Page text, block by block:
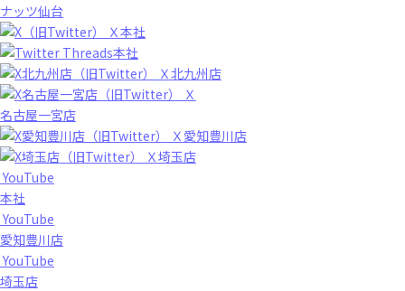
ナッツ仙台
Ｘ本社
Threads本社
Ｘ北九州店
Ｘ
名古屋一宮店
Ｘ愛知豊川店
Ｘ埼玉店
YouTube
本社
YouTube
愛知豊川店
YouTube
埼玉店